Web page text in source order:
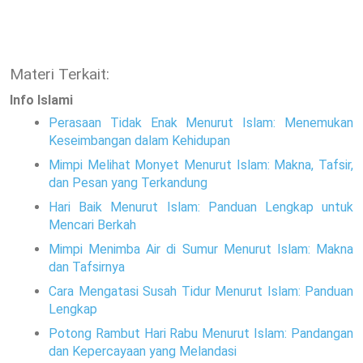
Materi Terkait:
Info Islami
Perasaan Tidak Enak Menurut Islam: Menemukan
Keseimbangan dalam Kehidupan
Mimpi Melihat Monyet Menurut Islam: Makna, Tafsir,
dan Pesan yang Terkandung
Hari Baik Menurut Islam: Panduan Lengkap untuk
Mencari Berkah
Mimpi Menimba Air di Sumur Menurut Islam: Makna
dan Tafsirnya
Cara Mengatasi Susah Tidur Menurut Islam: Panduan
Lengkap
Potong Rambut Hari Rabu Menurut Islam: Pandangan
dan Kepercayaan yang Melandasi